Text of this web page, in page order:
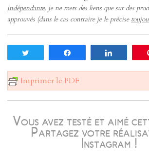
indépendante, je ne mets des liens que sur des
approuvés (dans le cas contraire je le précise
Imprimer le PDF
Vous avez testé et aimé
Partagez votre
Instagram !